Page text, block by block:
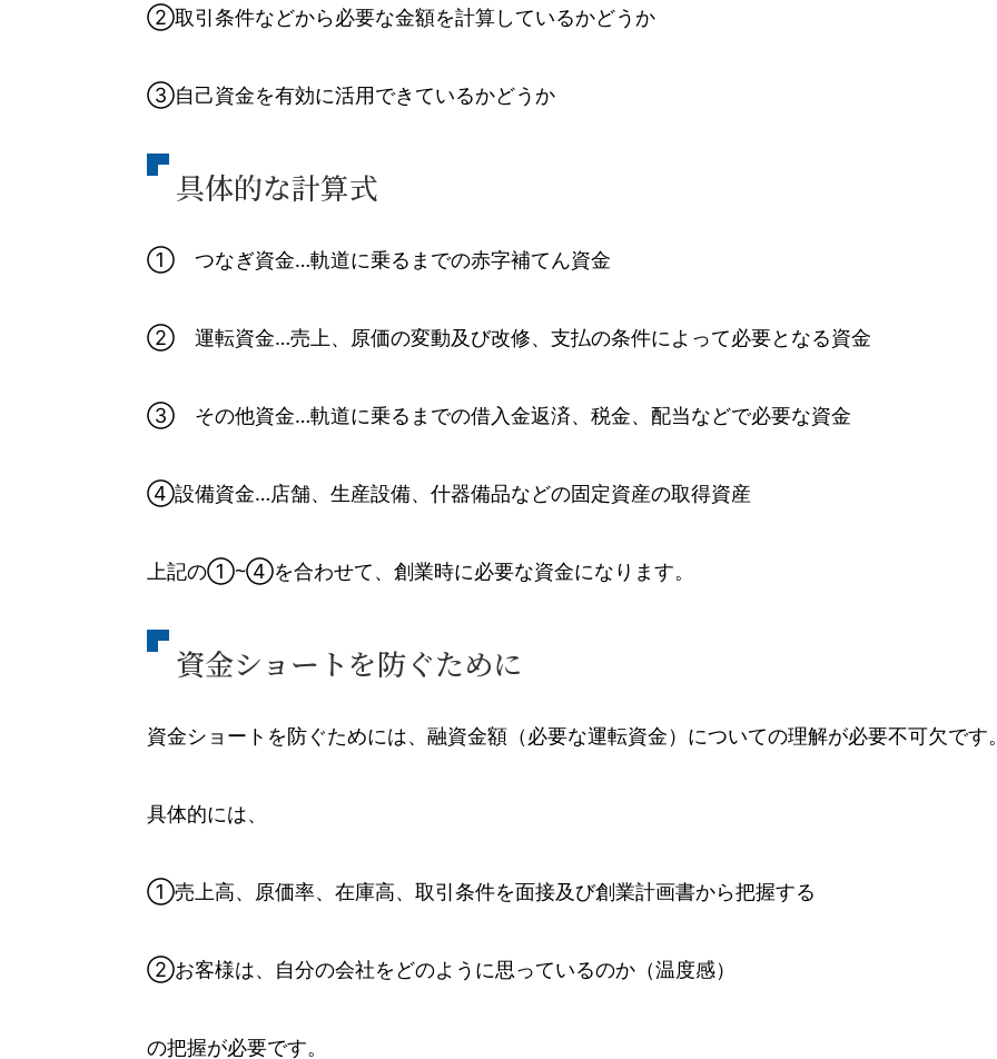
②取引条件などから必要な金額を計算しているかどうか
③自己資金を有効に活用できているかどうか
具体的な計算式
① つなぎ資金…軌道に乗るまでの赤字補てん資金
② 運転資金…売上、原価の変動及び改修、支払の条件によって必要となる資金
③ その他資金…軌道に乗るまでの借入金返済、税金、配当などで必要な資金
④設備資金…店舗、生産設備、什器備品などの固定資産の取得資産
上記の①~④を合わせて、創業時に必要な資金になります。
資金ショートを防ぐために
資金ショートを防ぐためには、融資金額（必要な運転資金）についての理解が必要不可欠です。
具体的には、
①売上高、原価率、在庫高、取引条件を面接及び創業計画書から把握する
②お客様は、自分の会社をどのように思っているのか（温度感）
の把握が必要です。